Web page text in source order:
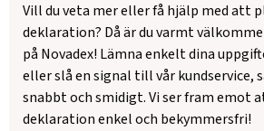
Vill du veta mer eller få hjälp med att
deklaration? Då är du varmt
på Novadex! Lämna enkelt dina
eller slå en signal till vår kundservice,
snabbt och smidigt. Vi ser fram emot
deklaration enkel och bekymmersfri!